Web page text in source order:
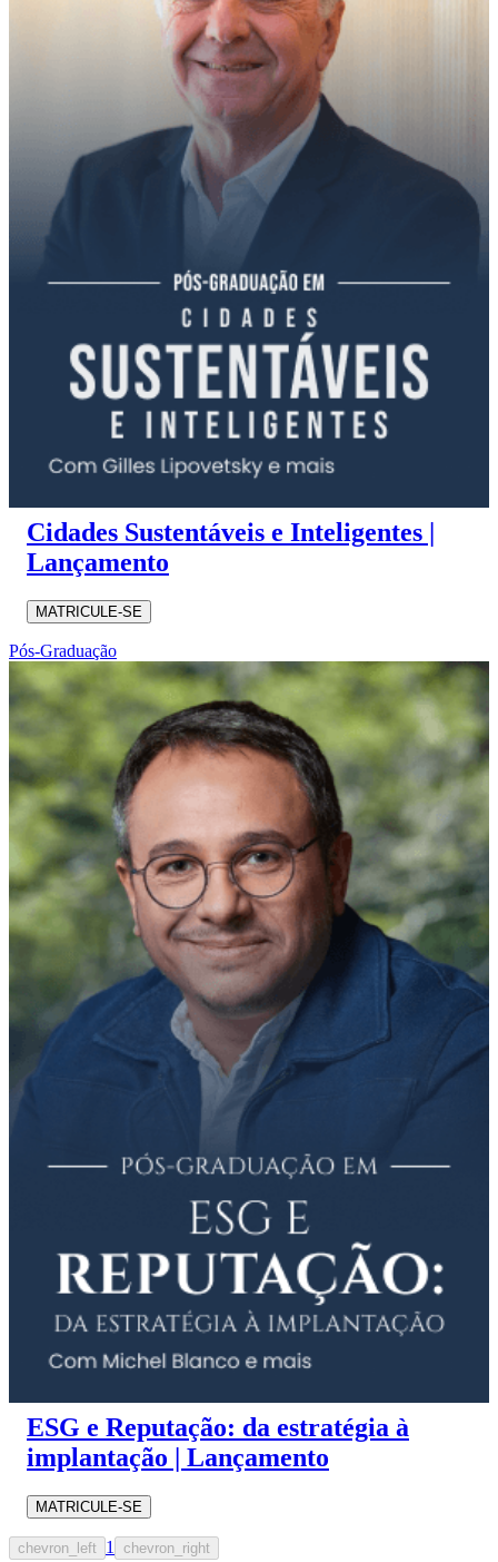
Cidades Sustentáveis e Inteligentes |
Lançamento
MATRICULE-SE
Pós-Graduação
ESG e Reputação: da estratégia à
implantação | Lançamento
MATRICULE-SE
chevron_left 1 chevron_right